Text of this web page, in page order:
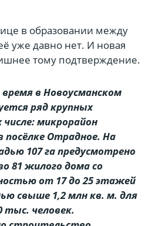
в образовании между
уже давно нет. И новая
тому подтверждение.
в Новоусманском
ряд крупных
микрорайон
посёлке Отрадное. На
107 га предусмотрено
81 жилого дома со
от 17 до 25 этажей
свыше 1,2 млн кв. м. для
тыс. человек.